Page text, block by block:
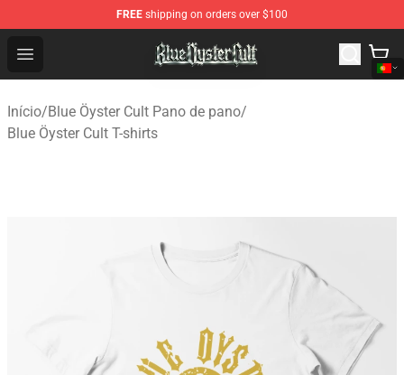
FREE shipping on orders over $100
Open menu
Blue Öyster Cult Store - Official Blue Öyster Cult
Início/Blue Öyster Cult Pano de pano/
Blue Öyster Cult T-shirts